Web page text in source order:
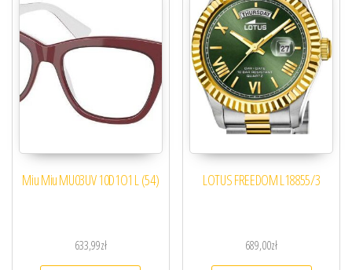
Miu Miu MU03UV 10D1O1 L (54)
633,99zł
LOTUS FREEDOM L18855/3
689,00zł